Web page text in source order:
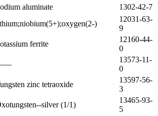
aluminate
1302-42-7
)
12031-63-
9
ferrite
12160-44-
0
13573-11-
0
zinc tetraoxide
13597-56-
3
silver (1/1)
13465-93-
5